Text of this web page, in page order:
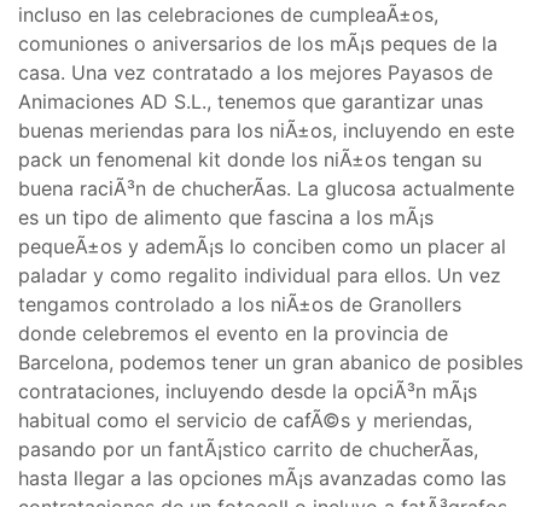
incluso en las celebraciones de cumpleaÃ±os,
comuniones o aniversarios de los mÃ¡s peques de la
casa. Una vez contratado a los mejores Payasos de
Animaciones AD S.L., tenemos que garantizar unas
buenas meriendas para los niÃ±os, incluyendo en este
pack un fenomenal kit donde los niÃ±os tengan su
buena raciÃ³n de chucherÃ­as. La glucosa actualmente
es un tipo de alimento que fascina a los mÃ¡s
pequeÃ±os y ademÃ¡s lo conciben como un placer al
paladar y como regalito individual para ellos. Un vez
tengamos controlado a los niÃ±os de Granollers
donde celebremos el evento en la provincia de
Barcelona, podemos tener un gran abanico de posibles
contrataciones, incluyendo desde la opciÃ³n mÃ¡s
habitual como el servicio de cafÃ©s y meriendas,
pasando por un fantÃ¡stico carrito de chucherÃ­as,
hasta llegar a las opciones mÃ¡s avanzadas como las